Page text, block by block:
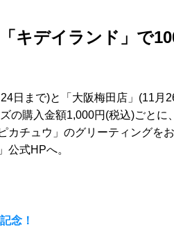
キデイランド」で
日まで)と「大阪梅田店」(11月
の購入金額1,000円(税込)ごとに
カチュウ」のグリーティングを
公式HPへ。
念！